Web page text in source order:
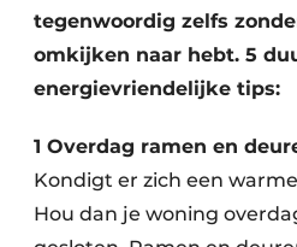
tegenwoordig zelfs
omkijken naar hebt. 5
energievriendelijke tips:
1 Overdag ramen en
Kondigt er zich een
Hou dan je woning